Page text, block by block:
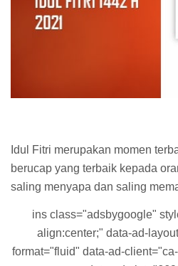
Idul Fitri merupakan momen
berucap yang terbaik kepada
saling menyapa dan saling
ins class="adsbygoogle"
align:center;" data-ad-
format="fluid" data-ad-